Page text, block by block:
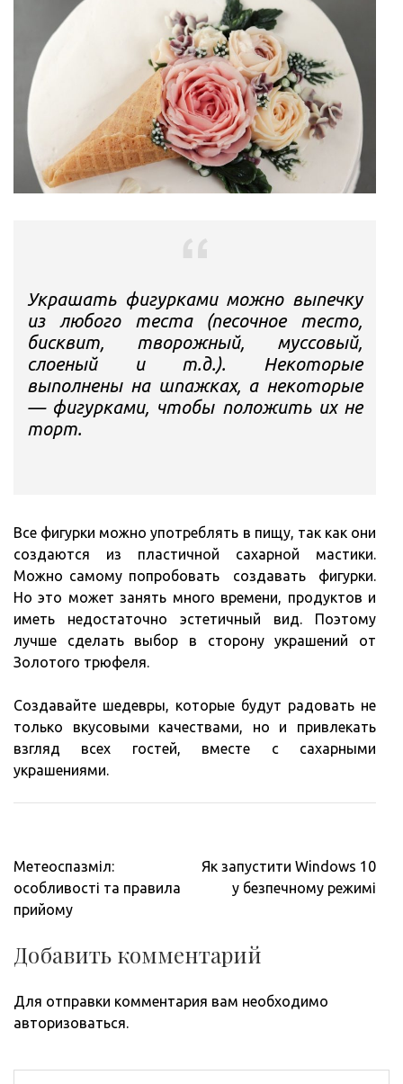
Украшать фигурками можно выпечку
из любого теста (песочное тесто,
бисквит, творожный, муссовый,
слоеный и т.д.). Некоторые
выполнены на шпажках, а некоторые
— фигурками, чтобы положить их не
торт.
Все фигурки можно употреблять в пищу, так как они
создаются из пластичной сахарной мастики.
Можно самому попробовать создавать фигурки.
Но это может занять много времени, продуктов и
иметь недостаточно эстетичный вид. Поэтому
лучше сделать выбор в сторону украшений от
Золотого трюфеля.
Создавайте шедевры, которые будут радовать не
только вкусовыми качествами, но и привлекать
взгляд всех гостей, вместе с сахарными
украшениями.
Навигация
по
записям
Метеоспазміл:
особливості та правила
прийому
Як запустити Windows 10
у безпечному режимі
Добавить комментарий
Для отправки комментария вам необходимо
авторизоваться.